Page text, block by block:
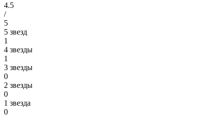
4.5
/
5
5 звезд
1
4 звезды
1
3 звезды
0
2 звезды
0
1 звезда
0